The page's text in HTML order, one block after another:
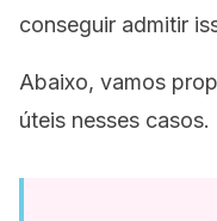
conseguir admitir
Abaixo, vamos
úteis nesses casos.